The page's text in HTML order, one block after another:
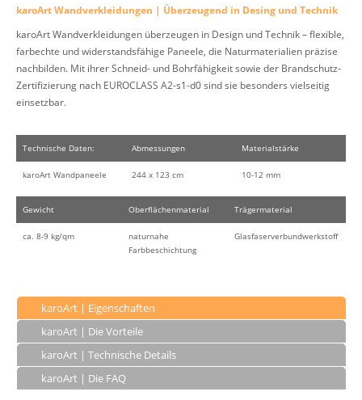
karoArt Wandverkleidungen | Überzeugend in Desing und Technik
karoArt Wandverkleidungen überzeugen in Design und Technik – flexible,
farbechte und widerstandsfähige Paneele, die Naturmaterialien präzise
nachbilden. Mit ihrer Schneid- und Bohrfähigkeit sowie der Brandschutz-
Zertifizierung nach EUROCLASS A2-s1-d0 sind sie besonders vielseitig
einsetzbar.
Technische Daten: Abmessungen Materialstärke
karoArt Wandpaneele 244 x 123 cm 10-12 mm
Gewicht Oberflächenmaterial Trägermaterial
ca. 8-9 kg/qm
naturnahe
Farbbeschichtung
Glasfaserverbundwerkstoff
karoArt | Eigenschaften
karoArt | Die Vorteile
karoArt | Technische Details
karoArt | Die FAQ